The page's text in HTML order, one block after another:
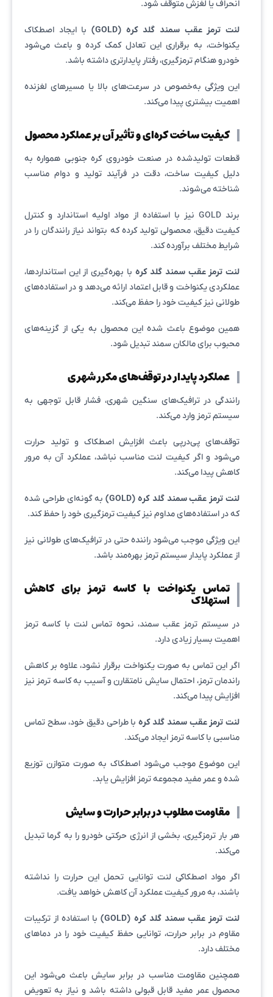
انحراف یا لغزش متوقف شود.
لنت ترمز عقب سمند گلد کره (GOLD)
با ایجاد اصطکاک
یکنواخت، به برقراری این تعادل کمک کرده و باعث می‌شود
خودرو هنگام ترمزگیری، رفتار پایدارتری داشته باشد.
این ویژگی به‌خصوص در سرعت‌های بالا یا مسیرهای لغزنده
اهمیت بیشتری پیدا می‌کند.
کیفیت ساخت کره‌ای و تأثیر آن بر عملکرد محصول
قطعات تولیدشده در صنعت خودروی کره جنوبی همواره به
دلیل کیفیت ساخت، دقت در فرآیند تولید و دوام مناسب
شناخته می‌شوند.
برند GOLD نیز با استفاده از مواد اولیه استاندارد و کنترل
کیفیت دقیق، محصولی تولید کرده که بتواند نیاز رانندگان را در
شرایط مختلف برآورده کند.
لنت ترمز عقب سمند گلد کره با بهره‌گیری از این استانداردها،
عملکردی یکنواخت و قابل اعتماد ارائه می‌دهد و در استفاده‌های
طولانی نیز کیفیت خود را حفظ می‌کند.
همین موضوع باعث شده این محصول به یکی از گزینه‌های
محبوب برای مالکان سمند تبدیل شود.
عملکرد پایدار در توقف‌های مکرر شهری
رانندگی در ترافیک‌های سنگین شهری، فشار قابل توجهی به
سیستم ترمز وارد می‌کند.
توقف‌های پی‌درپی باعث افزایش اصطکاک و تولید حرارت
می‌شود و اگر کیفیت لنت مناسب نباشد، عملکرد آن به مرور
کاهش پیدا می‌کند.
لنت ترمز عقب سمند گلد کره (GOLD)
به گونه‌ای طراحی شده
که در استفاده‌های مداوم نیز کیفیت ترمزگیری خود را حفظ کند.
این ویژگی موجب می‌شود راننده حتی در ترافیک‌های طولانی نیز
از عملکرد پایدار سیستم ترمز بهره‌مند باشد.
تماس یکنواخت با کاسه ترمز برای کاهش
استهلاک
در سیستم ترمز عقب سمند، نحوه تماس لنت با کاسه ترمز
اهمیت بسیار زیادی دارد.
اگر این تماس به صورت یکنواخت برقرار نشود، علاوه بر کاهش
راندمان ترمز، احتمال سایش نامتقارن و آسیب به کاسه ترمز نیز
افزایش پیدا می‌کند.
لنت ترمز عقب سمند گلد کره با طراحی دقیق خود، سطح تماس
مناسبی با کاسه ترمز ایجاد می‌کند.
این موضوع موجب می‌شود اصطکاک به صورت متوازن توزیع
شده و عمر مفید مجموعه ترمز افزایش یابد.
مقاومت مطلوب در برابر حرارت و سایش
هر بار ترمزگیری، بخشی از انرژی حرکتی خودرو را به گرما تبدیل
می‌کند.
اگر مواد اصطکاکی لنت توانایی تحمل این حرارت را نداشته
باشند، به مرور کیفیت عملکرد آن کاهش خواهد یافت.
لنت ترمز عقب سمند گلد کره (GOLD)
با استفاده از ترکیبات
مقاوم در برابر حرارت، توانایی حفظ کیفیت خود را در دماهای
مختلف دارد.
همچنین مقاومت مناسب در برابر سایش باعث می‌شود این
محصول عمر مفید قابل قبولی داشته باشد و نیاز به تعویض